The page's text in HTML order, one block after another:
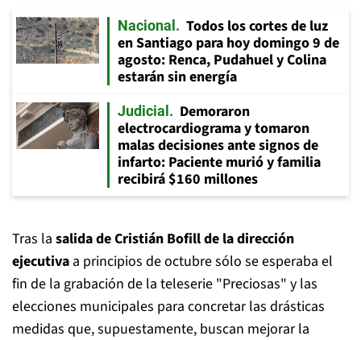
Nacional
Todos los cortes de luz
en Santiago para hoy domingo 9 de
agosto: Renca, Pudahuel y Colina
estarán sin energía
Judicial
Demoraron
electrocardiograma y tomaron
malas decisiones ante signos de
infarto: Paciente murió y familia
recibirá $160 millones
Tras la salida de Cristián Bofill de la dirección
ejecutiva a principios de octubre sólo se esperaba el
fin de la grabación de la teleserie "Preciosas" y las
elecciones municipales para concretar las drásticas
medidas que, supuestamente, buscan mejorar la